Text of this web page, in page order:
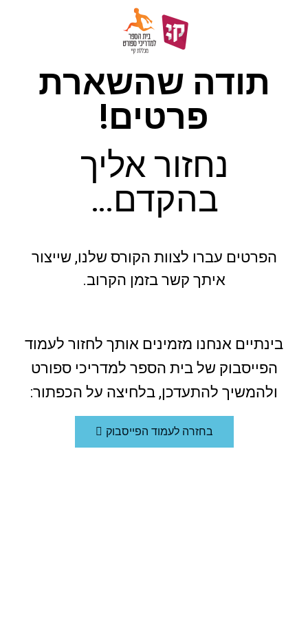
תודה שהשארת
פרטים!
נחזור אליך
בהקדם…
הפרטים עברו לצוות הקורס שלנו, שייצור
איתך קשר בזמן הקרוב.
בינתיים אנחנו מזמינים אותך לחזור לעמוד
הפייסבוק של בית הספר למדריכי ספורט
ולהמשיך להתעדכן, בלחיצה על הכפתור:
בחזרה לעמוד הפייסבוק